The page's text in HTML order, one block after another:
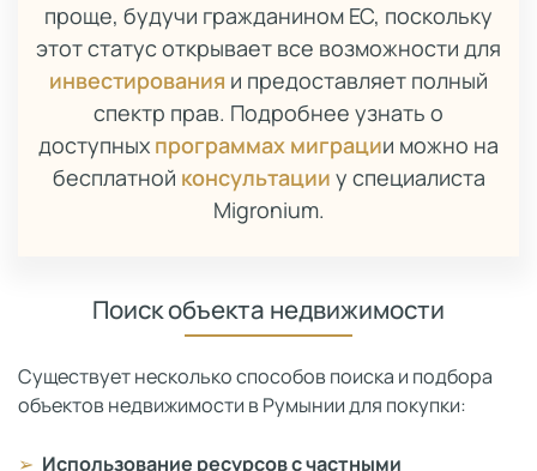
проще, будучи гражданином ЕС, поскольку
этот статус открывает все возможности для
инвестирования и предоставляет полный
спектр прав. Подробнее узнать о
доступных программах миграции можно на
бесплатной консультации у специалиста
Migronium.
Поиск объекта недвижимости
Существует несколько способов поиска и подбора
объектов недвижимости в Румынии для покупки:
Использование ресурсов с частными